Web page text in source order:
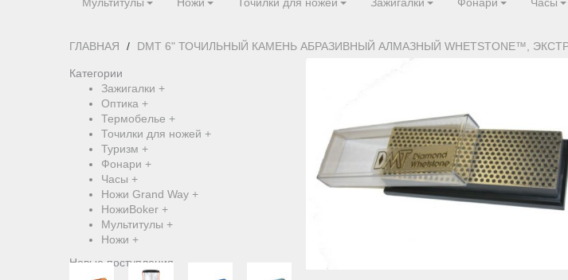
ГЛАВНАЯ DMT 6" ТОЧИЛЬНЫЙ КАМЕНЬ АБРАЗИВНЫЙ АЛМАЗНЫЙ WHETSTONE™,
Категории
Зажигалки +
Оптика +
Термобелье +
Точилки для ножей +
Туризм +
Фонари +
Часы +
Ножи Grand Way +
НожиBoker +
Мультитулы +
Ножи +
Новые поступления